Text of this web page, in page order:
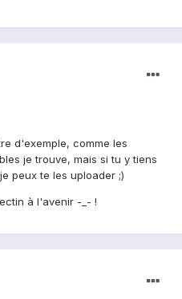
d'exemple, comme les
je trouve, mais si tu y tiens
peux te les uploader ;)
à l'avenir -_- !